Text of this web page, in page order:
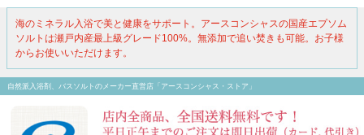
海のミネラル入浴で美と健康をサポート。アースコンシャスの国産エプソム
ソルトは瀬戸内産最上級グレード100%。無添加で追い焚きも可能。お子様
からお使いいただけます。
自然派入浴剤、バスソルトのメーカー直営店「アースコンシャス・ストア」